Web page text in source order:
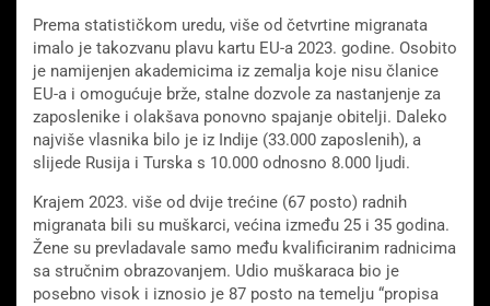
Prema statističkom uredu, više od četvrtine migranata
imalo je takozvanu plavu kartu EU-a 2023. godine. Osobito
je namijenjen akademicima iz zemalja koje nisu članice
EU-a i omogućuje brže, stalne dozvole za nastanjenje za
zaposlenike i olakšava ponovno spajanje obitelji. Daleko
najviše vlasnika bilo je iz Indije (33.000 zaposlenih), a
slijede Rusija i Turska s 10.000 odnosno 8.000 ljudi.
Krajem 2023. više od dvije trećine (67 posto) radnih
migranata bili su muškarci, većina između 25 i 35 godina.
Žene su prevladavale samo među kvalificiranim radnicima
sa stručnim obrazovanjem. Udio muškaraca bio je
posebno visok i iznosio je 87 posto na temelju “propisa